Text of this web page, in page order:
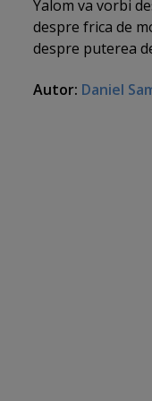
Yalom va vorbi
despre frica de
despre puterea
Autor: Daniel